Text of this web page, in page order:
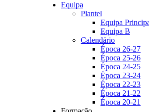
Equipa
Plantel
Equipa
Equipa B
Calendário
Época 26-27
Época 25-26
Época 24-25
Época 23-24
Época 22-23
Época 21-22
Época 20-21